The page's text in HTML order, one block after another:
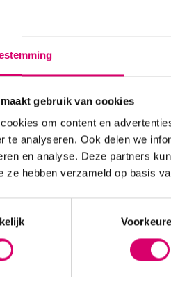
gebruik van cookies
om content en
te analyseren. Ook delen we
en analyse. Deze partners
ze hebben verzameld op basis